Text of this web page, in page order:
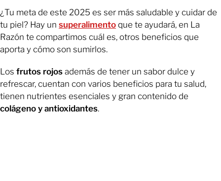
¿Tu meta de este 2025 es ser más saludable y cuidar de
tu piel? Hay un superalimento que te ayudará, en La
Razón te compartimos cuál es, otros beneficios que
aporta y cómo son sumirlos.
Los frutos rojos además de tener un sabor dulce y
refrescar, cuentan con varios beneficios para tu salud,
tienen nutrientes esenciales y gran contenido de
colágeno y antioxidantes.